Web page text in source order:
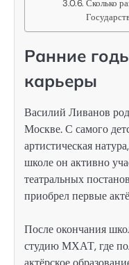
Сколько
Ранние
карьеры
Василий Ливанов
Москве. С самого
артистическая
школе он активно
театральных
приобрел первые
После окончания
студию МХАТ, где